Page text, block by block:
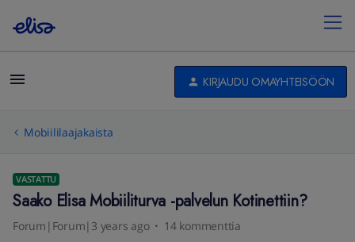
KIRJAUDU OMAYHTEISÖÖN
Mobiililaajakaista
VASTATTU
Saako Elisa Mobiiliturva -palvelun Kotinettiin?
Forum|Forum|3 years ago 14 kommenttia